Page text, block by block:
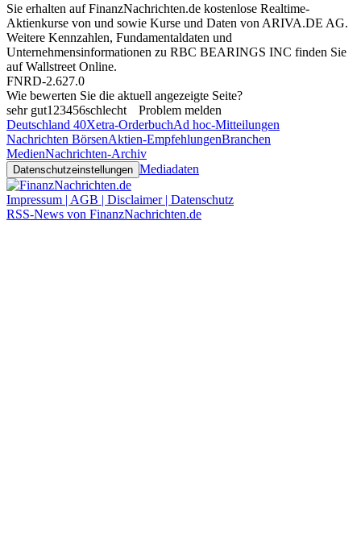
Sie erhalten auf FinanzNachrichten.de kostenlose Realtime-
Aktienkurse von und sowie Kurse und Daten von ARIVA.DE AG.
Weitere Kennzahlen, Fundamentaldaten und
Unternehmensinformationen zu RBC BEARINGS INC finden Sie
aufWallstreet Online.
FNRD-2.627.0
Wie bewerten Sie die aktuell angezeigte Seite?
sehr gut1 23456schlecht
Problem melden
Deutschland 40Xetra-OrderbuchAd hoc-Mitteilungen
Nachrichten BörsenAktien-EmpfehlungenBranchen
MedienNachrichten-Archiv
Datenschutzeinstellungen Mediadaten
Impressum | AGB | Disclaimer | Datenschutz
RSS-News von FinanzNachrichten.de